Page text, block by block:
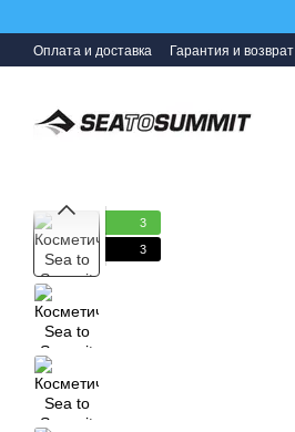
Оплата и доставка Гарантия и возврат
3
3